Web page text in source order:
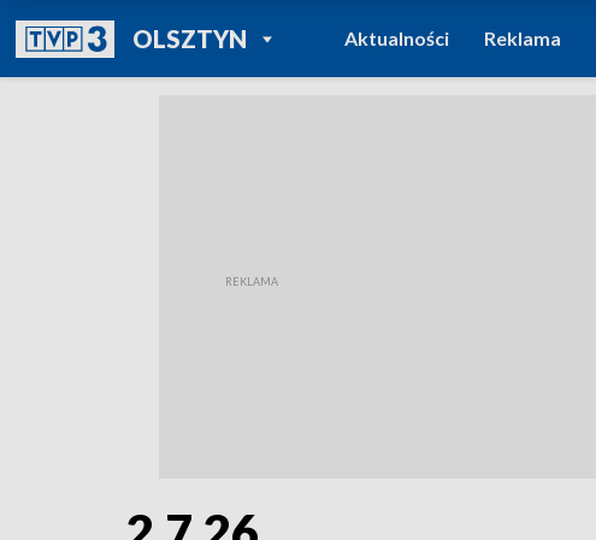
OLSZTYNPOWRÓT DO
TVP REGIONY
Aktualności Reklama